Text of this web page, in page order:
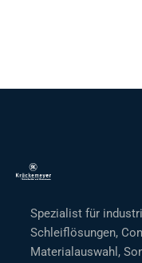
Spezialist für
Schleiflösungen,
Materialauswahl,